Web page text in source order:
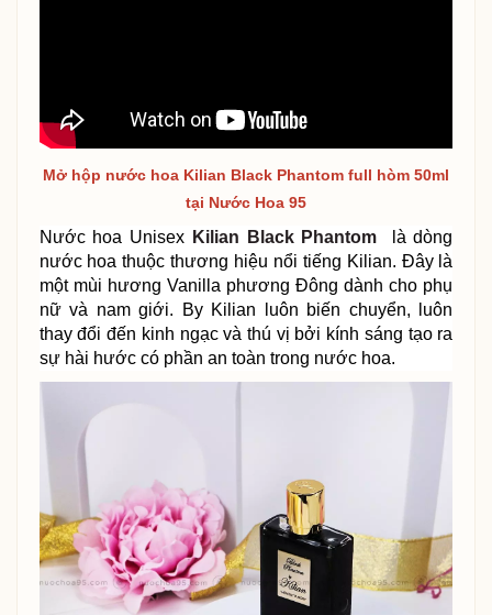
Mở hộp nước hoa Kilian Black Phantom full hòm 50ml
tại Nước Hoa 95
Nước hoa Unisex Kilian Black Phantom là dòng
nước hoa thuộc thương hiệu nổi tiếng Kilian. Đây là
một mùi hương Vanilla phương Đông dành cho phụ
nữ và nam giới. By Kilian luôn biến chuyển, luôn
thay đổi đến kinh ngạc và thú vị bởi kính sáng tạo ra
sự hài hước có phần an toàn trong nước hoa.